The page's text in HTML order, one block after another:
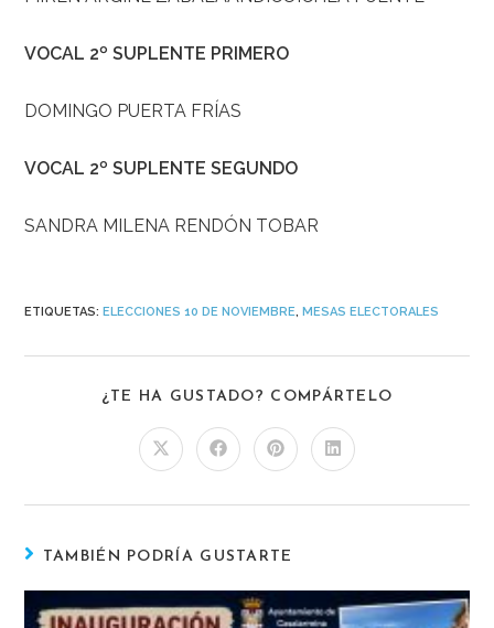
VOCAL 2º SUPLENTE PRIMERO
DOMINGO PUERTA FRÍAS
VOCAL 2º SUPLENTE SEGUNDO
SANDRA MILENA RENDÓN TOBAR
ETIQUETAS: ELECCIONES 10 DE NOVIEMBRE, MESAS ELECTORALES
¿TE HA GUSTADO? COMPÁRTELO
TAMBIÉN PODRÍA GUSTARTE